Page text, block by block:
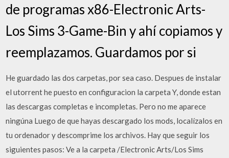
de programas x86-Electronic Arts-
Los Sims 3-Game-Bin y ahí copiamos y
reemplazamos. Guardamos por si
He guardado las dos carpetas, por sea caso. Despues de instalar
el utorrent he puesto en configuracion la carpeta Y, donde estan
las descargas completas e incompletas. Pero no me aparece
ningúna Luego de que hayas descargado los mods, localízalos en
tu ordenador y descomprime los archivos. Hay que seguir los
siguientes pasos: Ve a la carpeta /Electronic Arts/Los Sims